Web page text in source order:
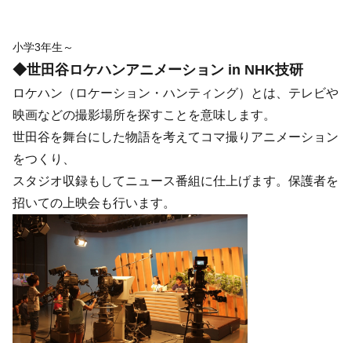
小学3年生～
◆世田谷ロケハンアニメーション in NHK技研
ロケハン（ロケーション・ハンティング）とは、テレビや
映画などの撮影場所を探すことを意味します。
世田谷を舞台にした物語を考えてコマ撮りアニメーション
をつくり、
スタジオ収録もしてニュース番組に仕上げます。保護者を
招いての上映会も行います。